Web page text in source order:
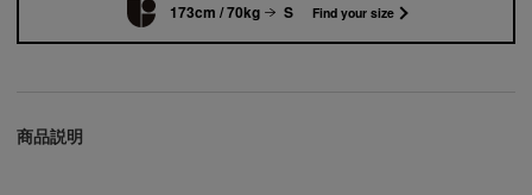
173cm / 70kg S Find your size
商品説明